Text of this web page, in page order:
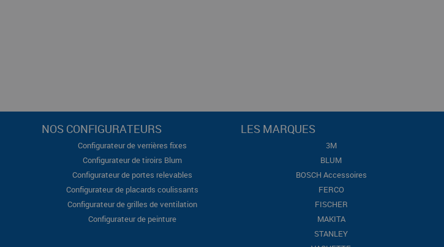
NOS CONFIGURATEURS
Configurateur de verrières fixes
Configurateur de tiroirs Blum
Configurateur de portes relevables
Configurateur de placards coulissants
Configurateur de grilles de ventilation
Configurateur de peinture
LES MARQUES
3M
BLUM
BOSCH Accessoires
FERCO
FISCHER
MAKITA
STANLEY